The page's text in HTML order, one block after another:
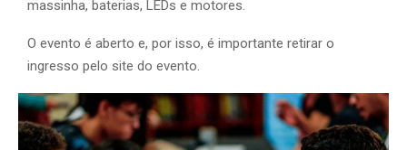
massinha, baterias, LEDs e motores.
O evento é aberto e, por isso, é importante retirar o
ingresso pelo site do evento.